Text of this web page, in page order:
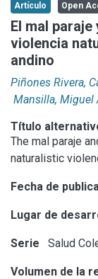
Aportar material
Statistics
Artículo Open
El mal
violencia
andino
Piñones Rivera,
Mansilla, Miguel
Título
The mal paraje
naturalistic
Fecha de
Lugar de
Serie Salud
Volumen de la